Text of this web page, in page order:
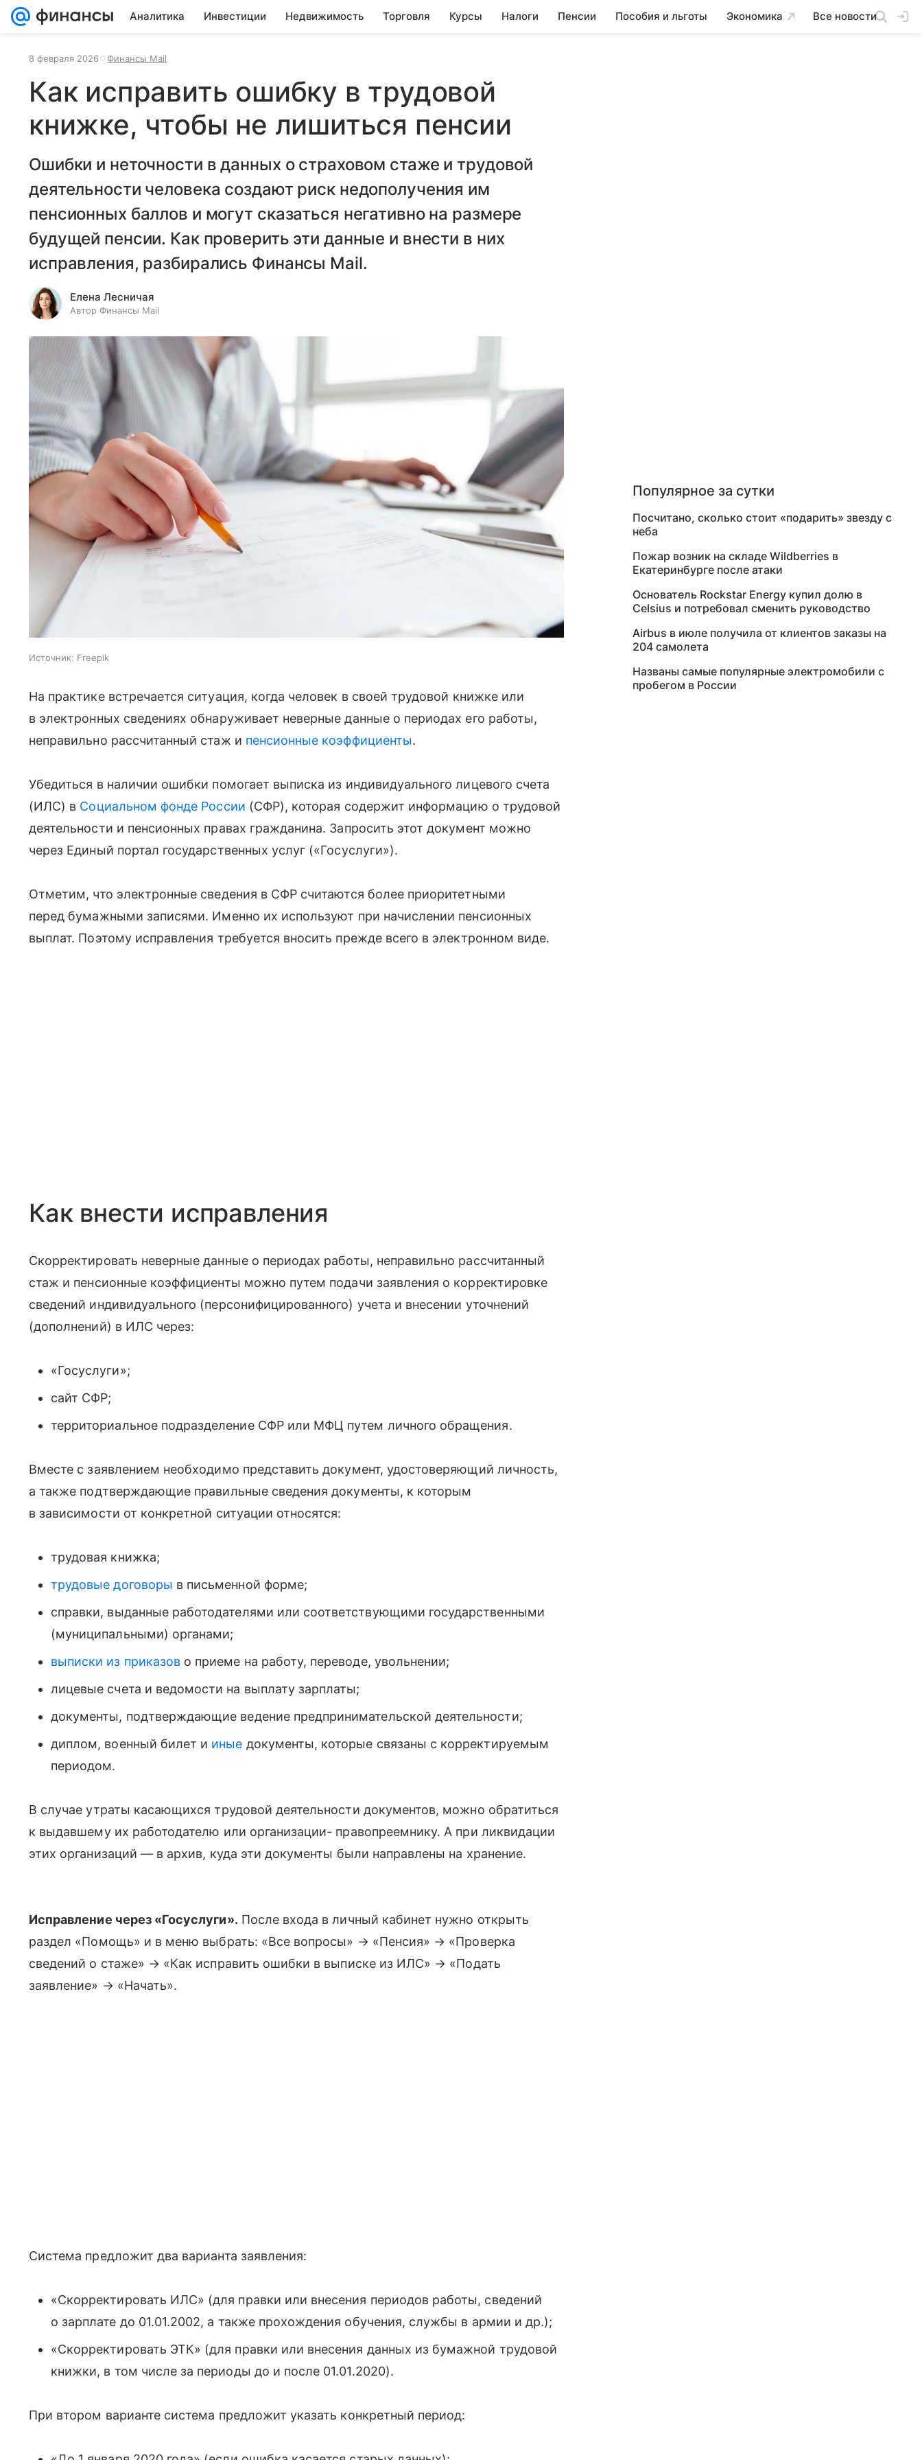
Аналитика Инвестиции Недвижимость Торговля Курсы Налоги Пенсии Пособия и льготы Экономика Все новости
8 февраля 2026 Финансы Mail
Как исправить ошибку в трудовой
книжке, чтобы не лишиться пенсии
Ошибки и неточности в данных о страховом стаже и трудовой
деятельности человека создают риск недополучения им
пенсионных баллов и могут сказаться негативно на размере
будущей пенсии. Как проверить эти данные и внести в них
исправления, разбирались Финансы Mail.
Елена Лесничая
Автор Финансы Mail
Источник: Freepik
На практике встречается ситуация, когда человек в своей трудовой книжке или
в электронных сведениях обнаруживает неверные данные о периодах его работы,
неправильно рассчитанный стаж и пенсионные коэффициенты.
Убедиться в наличии ошибки помогает выписка из индивидуального лицевого счета
(ИЛС) в Социальном фонде России (СФР), которая содержит информацию о трудовой
деятельности и пенсионных правах гражданина. Запросить этот документ можно
через Единый портал государственных услуг («Госуслуги»).
Отметим, что электронные сведения в СФР считаются более приоритетными
перед бумажными записями. Именно их используют при начислении пенсионных
выплат. Поэтому исправления требуется вносить прежде всего в электронном виде.
Как внести исправления
Скорректировать неверные данные о периодах работы, неправильно рассчитанный
стаж и пенсионные коэффициенты можно путем подачи заявления о корректировке
сведений индивидуального (персонифицированного) учета и внесении уточнений
(дополнений) в ИЛС через:
«Госуслуги»;
сайт СФР;
территориальное подразделение СФР или МФЦ путем личного обращения.
Вместе с заявлением необходимо представить документ, удостоверяющий личность,
а также подтверждающие правильные сведения документы, к которым
в зависимости от конкретной ситуации относятся:
трудовая книжка;
трудовые договоры в письменной форме;
справки, выданные работодателями или соответствующими государственными
(муниципальными) органами;
выписки из приказов о приеме на работу, переводе, увольнении;
лицевые счета и ведомости на выплату зарплаты;
документы, подтверждающие ведение предпринимательской деятельности;
диплом, военный билет и иные документы, которые связаны с корректируемым
периодом.
В случае утраты касающихся трудовой деятельности документов, можно обратиться
к выдавшему их работодателю или организации- правопреемнику. А при ликвидации
этих организаций — в архив, куда эти документы были направлены на хранение.
Исправление через «Госуслуги». После входа в личный кабинет нужно открыть
раздел «Помощь» и в меню выбрать: «Все вопросы» → «Пенсия» → «Проверка
сведений о стаже» → «Как исправить ошибки в выписке из ИЛС» → «Подать
заявление» → «Начать».
Система предложит два варианта заявления:
«Скорректировать ИЛС» (для правки или внесения периодов работы, сведений
о зарплате до 01.01.2002, а также прохождения обучения, службы в армии и др.);
«Скорректировать ЭТК» (для правки или внесения данных из бумажной трудовой
книжки, в том числе за периоды до и после 01.01.2020).
При втором варианте система предложит указать конкретный период:
Популярное за сутки
Посчитано, сколько стоит «подарить» звезду с
неба
Пожар возник на складе Wildberries в
Екатеринбурге после атаки
Основатель Rockstar Energy купил долю в
Celsius и потребовал сменить руководство
Airbus в июле получила от клиентов заказы на
204 самолета
Названы самые популярные электромобили с
пробегом в России